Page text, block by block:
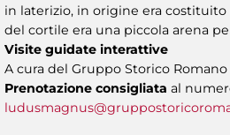
in laterizio, in origine era
del cortile era una piccola arena
Visite guidate interattive
A cura del Gruppo Storico Romano
Prenotazione consigliata al